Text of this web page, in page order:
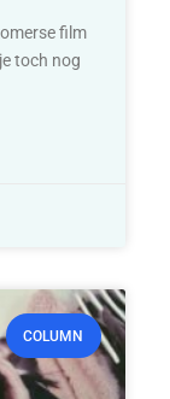
film
toch nog
COLUMN